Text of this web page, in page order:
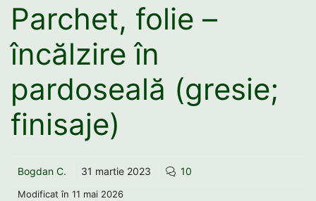
Parchet, folie –
încălzire în
pardoseală (gresie;
finisaje)
Bogdan C. 31 martie 2023 10
Modificat în 11 mai 2026